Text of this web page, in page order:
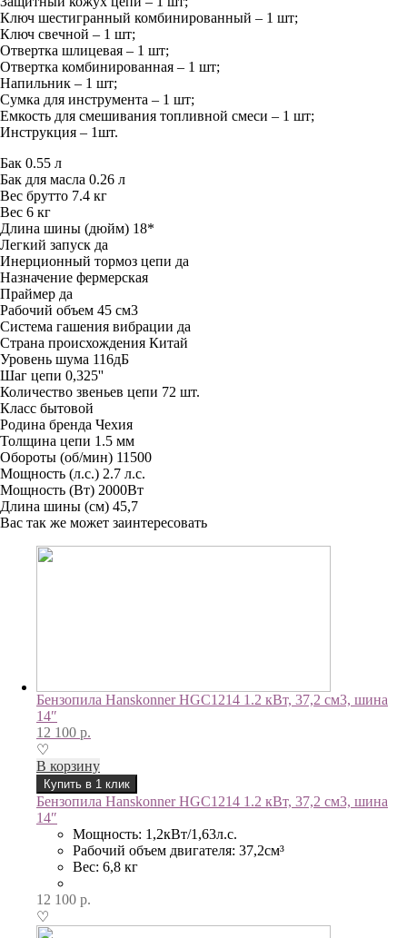
Ключ шестигранный комбинированный – 1 шт;
Ключ свечной – 1 шт;
Отвертка шлицевая – 1 шт;
Отвертка комбинированная – 1 шт;
Напильник – 1 шт;
Сумка для инструмента – 1 шт;
Емкость для смешивания топливной смеси – 1 шт;
Инструкция – 1шт.
Бак 0.55 л
Бак для масла 0.26 л
Вес брутто 7.4 кг
Вес 6 кг
Длина шины (дюйм) 18*
Легкий запуск да
Инерционный тормоз цепи да
Назначение фермерская
Праймер да
Рабочий объем 45 см3
Система гашения вибрации да
Страна происхождения Китай
Уровень шума 116дБ
Шаг цепи 0,325''
Количество звеньев цепи 72 шт.
Класс бытовой
Родина бренда Чехия
Толщина цепи 1.5 мм
Обороты (об/мин) 11500
Мощность (л.с.) 2.7 л.с.
Мощность (Вт) 2000Вт
Длина шины (см) 45,7
Вас так же может заинтересовать
Бензопила Hanskonner HGC1214 1.2 кВт, 37,2 см3, шина
14″
12 100 р.
♡
В корзину
Купить в 1 клик
Бензопила Hanskonner HGC1214 1.2 кВт, 37,2 см3, шина
14″
Мощность: 1,2кВт/1,63л.с.
Рабочий объем двигателя: 37,2см³
Вес: 6,8 кг
12 100 р.
♡